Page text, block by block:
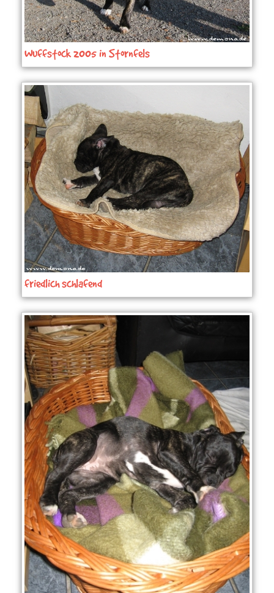
Wuffstock 2005 in Stornfels
friedlich schlafend